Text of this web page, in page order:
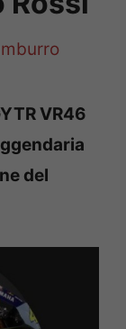
VR46
del